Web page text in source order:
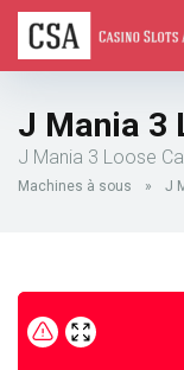
J Mania 3
J Mania 3 Loose
Machines à sous » J